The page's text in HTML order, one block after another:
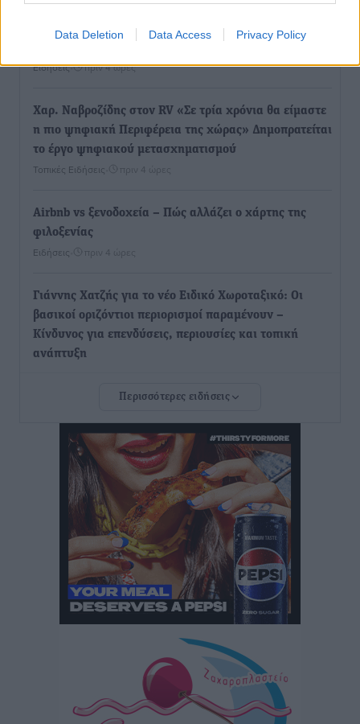
Data Deletion Data Access Privacy Policy
Τουρισμός: Με θετικό πρόσημο έως τώρα η χρονιά,
Ειδήσεις• πριν 4 ώρες
Χαρ. Ναβροζίδης στον RV «Σε τρία χρόνια θα είμαστε
η πιο ψηφιακή Περιφέρεια της χώρας» Δημοπρατείται
το έργο ψηφιακού μετασχηματισμού
Τοπικές Ειδήσεις πριν 4 ώρες
Airbnb vs ξενοδοχεία – Πώς αλλάζει ο χάρτης της
φιλοξενίας
Ειδήσεις πριν 4 ώρες
Γιάννης Χατζής για το νέο Ειδικό Χωροταξικό: Οι
βασικοί οριζόντιοι περιορισμοί παραμένουν –
Κίνδυνος για επενδύσεις, περιουσίες και τοπική
ανάπτυξη
δεν υπάρχουν περιθώρια εφησυχασμού
• πριν 5 ώρες
Στον Άγιο Νικόλαο Χάλκης ανοίγει ξανά το
ανανεωμένο εκκλησιαστικό μουσείο από τη Λέσχη
Lions Χάλκης
Τοπικές Ειδήσεις• πριν 5 ώρες
Ρόδος: «Βουλιάζει» από τουρίστες – Πάνω από 1 εκατ.
επιβάτες και 55 κρουαζιερόπλοια
Γ’ Εθνική Κατηγορία: Οι ημερομηνίες των
αγωνιστικών της κανονικής περιόδου
Περισσότερες ειδήσεις